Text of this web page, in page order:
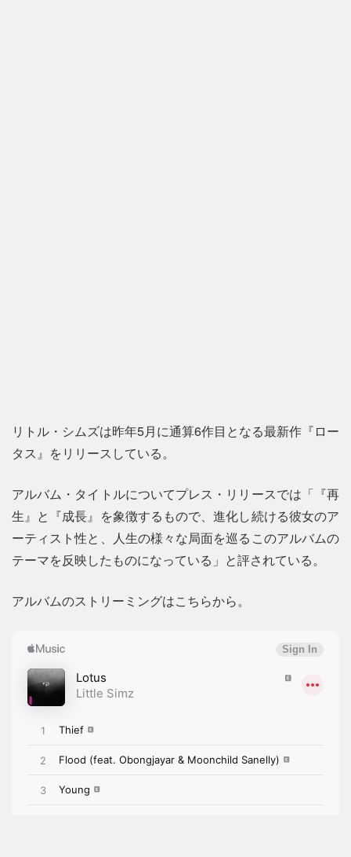
リトル・シムズは昨年5月に通算6作目となる最新作『ロー
タス』をリリースしている。
アルバム・タイトルについてプレス・リリースでは「『再
生』と『成長』を象徴するもので、進化し続ける彼女のア
ーティスト性と、人生の様々な局面を巡るこのアルバムの
テーマを反映したものになっている」と評されている。
アルバムのストリーミングはこちらから。